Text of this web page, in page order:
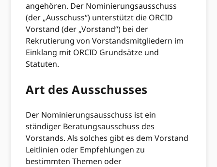
angehören. Der Nominierungsausschuss
(der „Ausschuss“) unterstützt die ORCID
Vorstand (der „Vorstand“) bei der
Rekrutierung von Vorstandsmitgliedern im
Einklang mit ORCID Grundsätze und
Statuten.
Art des Ausschusses
Der Nominierungsausschuss ist ein
ständiger Beratungsausschuss des
Vorstands. Als solches gibt es dem Vorstand
Leitlinien oder Empfehlungen zu
bestimmten Themen oder